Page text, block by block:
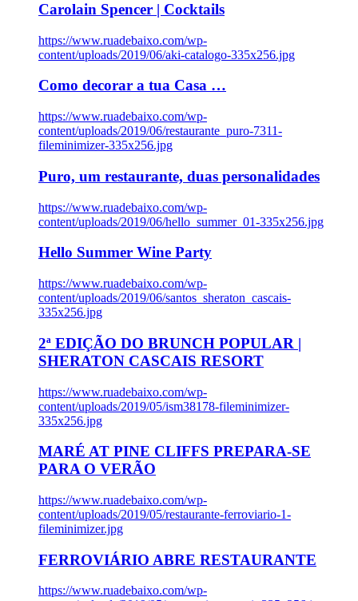
Carolain Spencer | Cocktails
https://www.ruadebaixo.com/wp-
content/uploads/2019/06/aki-catalogo-335x256.jpg
Como decorar a tua Casa …
https://www.ruadebaixo.com/wp-
content/uploads/2019/06/restaurante_puro-7311-
fileminimizer-335x256.jpg
Puro, um restaurante, duas personalidades
https://www.ruadebaixo.com/wp-
content/uploads/2019/06/hello_summer_01-335x256.jpg
Hello Summer Wine Party
https://www.ruadebaixo.com/wp-
content/uploads/2019/06/santos_sheraton_cascais-
335x256.jpg
2ª EDIÇÃO DO BRUNCH POPULAR |
SHERATON CASCAIS RESORT
https://www.ruadebaixo.com/wp-
content/uploads/2019/05/ism38178-fileminimizer-
335x256.jpg
MARÉ AT PINE CLIFFS PREPARA-SE
PARA O VERÃO
https://www.ruadebaixo.com/wp-
content/uploads/2019/05/restaurante-ferroviario-1-
fileminimizer.jpg
FERROVIÁRIO ABRE RESTAURANTE
https://www.ruadebaixo.com/wp-